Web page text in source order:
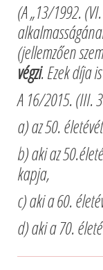
(A „13/1992.
(jellemzően
végzi. Ezek díja
A 16/2015. (III.
a) az 50.
b) aki az
kapja,
c) aki a 60.
d) aki a 70.